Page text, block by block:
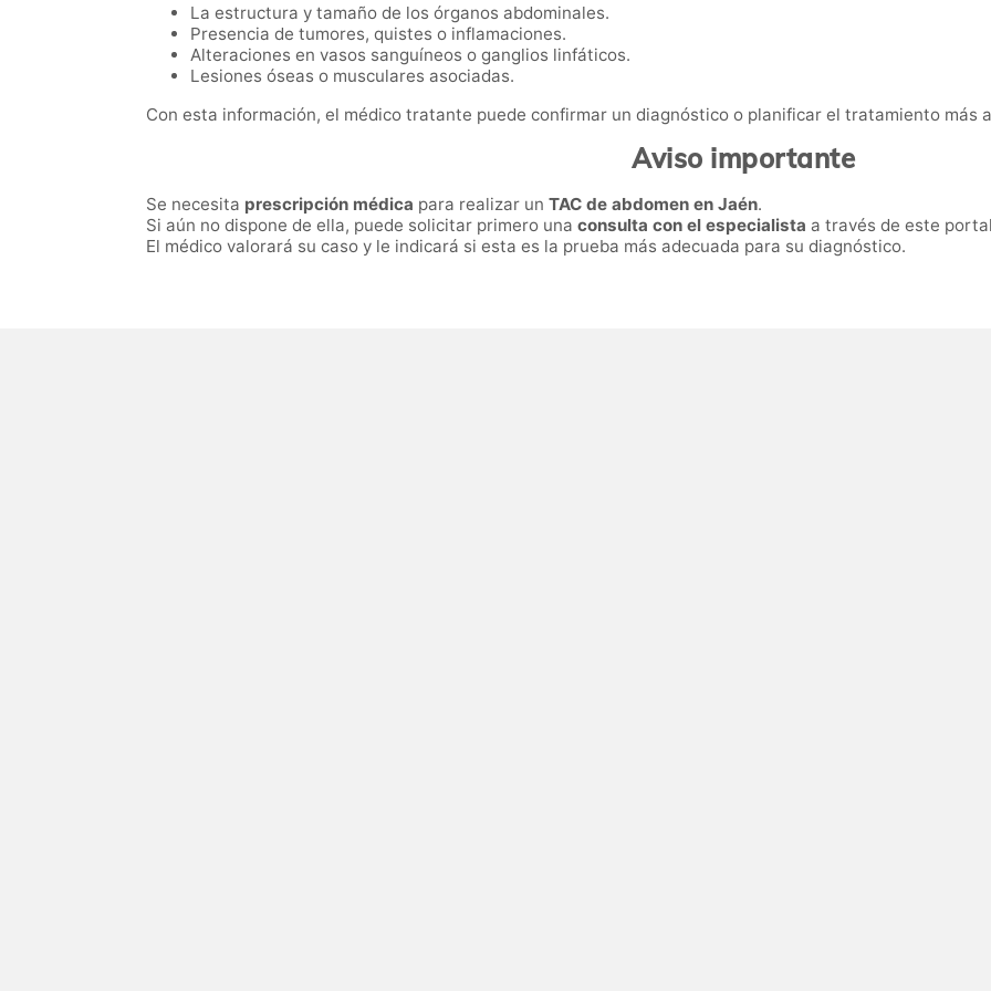
La estructura y tamaño de los órganos abdominales.
Presencia de tumores, quistes o inflamaciones.
Alteraciones en vasos sanguíneos o ganglios linfáticos.
Lesiones óseas o musculares asociadas.
Con esta información, el médico tratante puede confirmar un diagnóstico o planificar el tratamiento más
Aviso importante
Se necesita prescripción médica para realizar un TAC de abdomen en Jaén.
Si aún no dispone de ella, puede solicitar primero una consulta con el especialista a través de este
El médico valorará su caso y le indicará si esta es la prueba más adecuada para su diagnóstico.